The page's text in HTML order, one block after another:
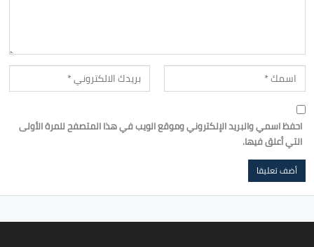
احفظ اسمي والبريد الإلكتروني وموقع الويب في هذا المتصفح للمرة الأولى
التي أعلق فيها.